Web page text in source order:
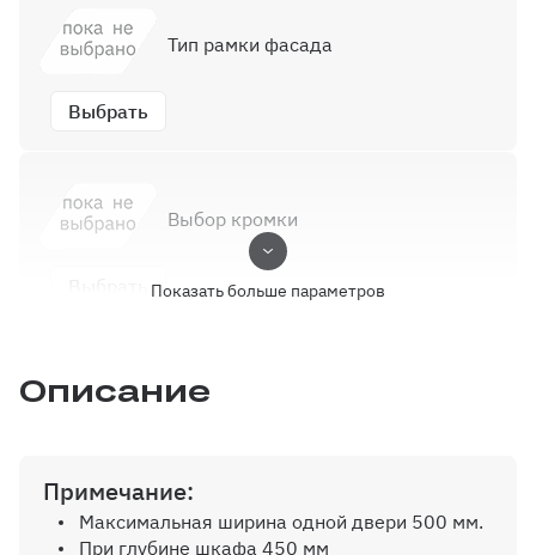
Выбрать
Тип рамки фасада
Выбор кромки
Ручки
Показать больше параметров
Описание
Примечание:
Максимальная ширина одной двери 500 мм.
При глубине шкафа 450 мм